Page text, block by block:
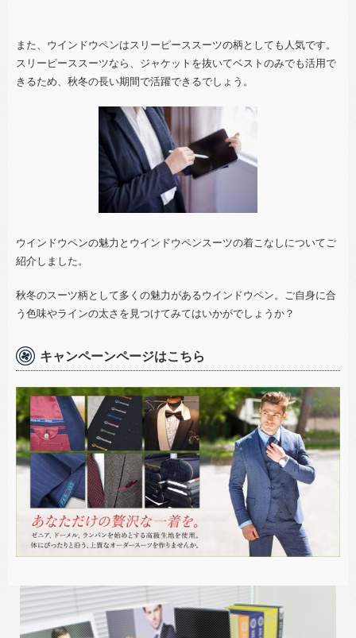
また、ウインドウペンはスリーピーススーツの柄としても人気です。
スリーピーススーツなら、ジャケットを抜いてベストのみでも活用で
きるため、秋冬の長い期間で活躍できるでしょう。
ウインドウペンの魅力とウインドウペンスーツの着こなしについてご
紹介しました。
秋冬のスーツ柄として多くの魅力があるウインドウペン。ご自身に合
う色味やラインの太さを見つけてみてはいかがでしょうか？
キャンペーンページはこちら